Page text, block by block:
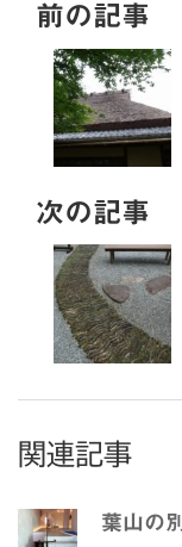
前の記事
次の記事
関連記事
葉山の